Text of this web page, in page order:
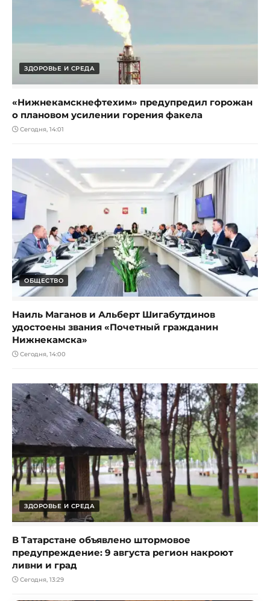
ЗДОРОВЬЕ И СРЕДА
«Нижнекамскнефтехим» предупредил горожан
о плановом усилении горения факела
Сегодня, 14:01
ОБЩЕСТВО
Наиль Маганов и Альберт Шигабутдинов
удостоены звания «Почетный гражданин
Нижнекамска»
Сегодня, 14:00
ЗДОРОВЬЕ И СРЕДА
В Татарстане объявлено штормовое
предупреждение: 9 августа регион накроют
ливни и град
Сегодня, 13:29